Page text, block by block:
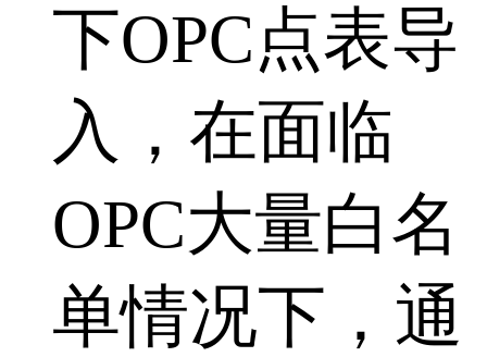
下OPC点表导
入，在面临
OPC大量白名
单情况下，通